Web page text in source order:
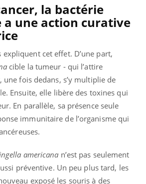
la bactérie
une action curative
expliquent cet effet. D’une part,
cible la tumeur - qui l’attire
fois dedans, s’y multiplie de
Ensuite, elle libère des toxines qui
En parallèle, sa présence seule
immunitaire de l’organisme qui
americana n’est pas seulement
préventive. Un peu plus tard, les
exposé les souris à des